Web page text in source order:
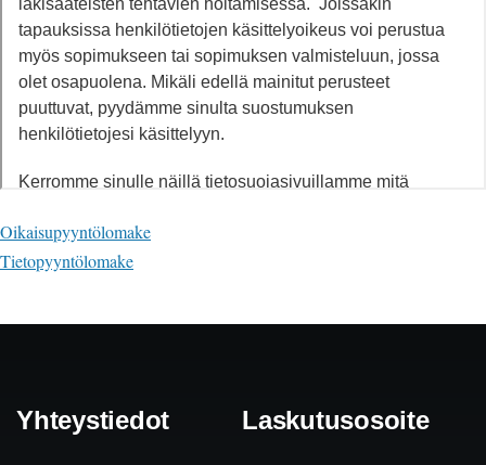
Oikaisupyyntölomake
Tietopyyntölomake
Yhteystiedot Laskutusosoite